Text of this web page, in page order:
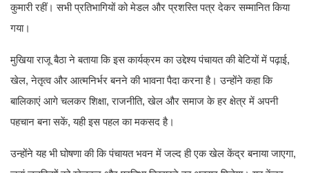
कुमारी रहीं। सभी प्रतिभागियों को मेडल और प्रशस्ति पत्र देकर सम्मानित किया
गया।
मुखिया राजू बैठा ने बताया कि इस कार्यक्रम का उद्देश्य पंचायत की बेटियों में पढ़ाई,
खेल, नेतृत्व और आत्मनिर्भर बनने की भावना पैदा करना है। उन्होंने कहा कि
बालिकाएं आगे चलकर शिक्षा, राजनीति, खेल और समाज के हर क्षेत्र में अपनी
पहचान बना सकें, यही इस पहल का मकसद है।
उन्होंने यह भी घोषणा की कि पंचायत भवन में जल्द ही एक खेल केंद्र बनाया जाएगा,